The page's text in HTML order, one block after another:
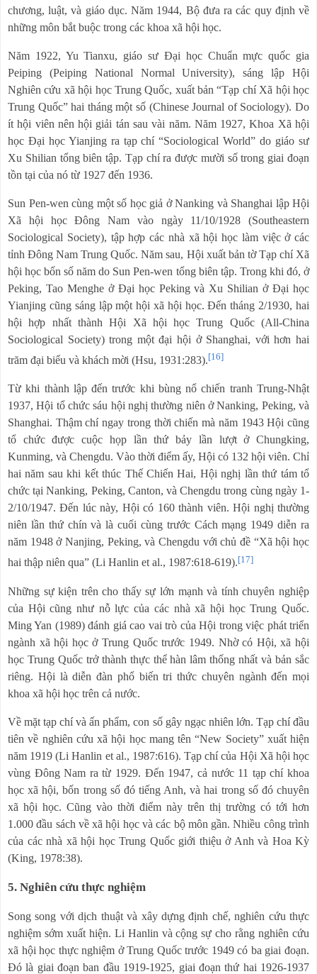
chương, luật, và giáo dục. Năm 1944, Bộ đưa ra các quy định về
những môn bắt buộc trong các khoa xã hội học.
Năm 1922, Yu Tianxu, giáo sư Đại học Chuẩn mực quốc gia
Peiping (Peiping National Normal University), sáng lập Hội
Nghiên cứu xã hội học Trung Quốc, xuất bản “Tạp chí Xã hội học
Trung Quốc” hai tháng một số (Chinese Journal of Sociology). Do
ít hội viên nên hội giải tán sau vài năm. Năm 1927, Khoa Xã hội
học Đại học Yianjing ra tạp chí “Sociological World” do giáo sư
Xu Shilian tổng biên tập. Tạp chí ra được mười số trong giai đoạn
tồn tại của nó từ 1927 đến 1936.
Sun Pen-wen cùng một số học giả ở Nanking và Shanghai lập Hội
Xã hội học Đông Nam vào ngày 11/10/1928 (Southeastern
Sociological Society), tập hợp các nhà xã hội học làm việc ở các
tỉnh Đông Nam Trung Quốc. Năm sau, Hội xuất bản tờ Tạp chí Xã
hội học bốn số năm do Sun Pen-wen tổng biên tập. Trong khi đó, ở
Peking, Tao Menghe ở Đại học Peking và Xu Shilian ở Đại học
Yianjing cũng sáng lập một hội xã hội học. Đến tháng 2/1930, hai
hội hợp nhất thành Hội Xã hội học Trung Quốc (All-China
Sociological Society) trong một đại hội ở Shanghai, với hơn hai
trăm đại biểu và khách mời (Hsu, 1931:283).[16]
Từ khi thành lập đến trước khi bùng nổ chiến tranh Trung-Nhật
1937, Hội tổ chức sáu hội nghị thường niên ở Nanking, Peking, và
Shanghai. Thậm chí ngay trong thời chiến mà năm 1943 Hội cũng
tổ chức được cuộc họp lần thứ bảy lần lượt ở Chungking,
Kunming, và Chengdu. Vào thời điểm ấy, Hội có 132 hội viên. Chỉ
hai năm sau khi kết thúc Thế Chiến Hai, Hội nghị lần thứ tám tổ
chức tại Nanking, Peking, Canton, và Chengdu trong cùng ngày 1-
2/10/1947. Đến lúc này, Hội có 160 thành viên. Hội nghị thường
niên lần thứ chín và là cuối cùng trước Cách mạng 1949 diễn ra
năm 1948 ở Nanjing, Peking, và Chengdu với chủ đề “Xã hội học
hai thập niên qua” (Li Hanlin et al., 1987:618-619).[17]
Những sự kiện trên cho thấy sự lớn mạnh và tính chuyên nghiệp
của Hội cũng như nỗ lực của các nhà xã hội học Trung Quốc.
Ming Yan (1989) đánh giá cao vai trò của Hội trong việc phát triển
ngành xã hội học ở Trung Quốc trước 1949. Nhờ có Hội, xã hội
học Trung Quốc trở thành thực thể hàn lâm thống nhất và bản sắc
riêng. Hội là diễn đàn phổ biến tri thức chuyên ngành đến mọi
khoa xã hội học trên cả nước.
Về mặt tạp chí và ấn phẩm, con số gây ngạc nhiên lớn. Tạp chí đầu
tiên về nghiên cứu xã hội học mang tên “New Society” xuất hiện
năm 1919 (Li Hanlin et al., 1987:616). Tạp chí của Hội Xã hội học
vùng Đông Nam ra từ 1929. Đến 1947, cả nước 11 tạp chí khoa
học xã hội, bốn trong số đó tiếng Anh, và hai trong số đó chuyên
xã hội học. Cũng vào thời điểm này trên thị trường có tới hơn
1.000 đầu sách về xã hội học và các bộ môn gần. Nhiều công trình
của các nhà xã hội học Trung Quốc giới thiệu ở Anh và Hoa Kỳ
(King, 1978:38).
5. Nghiên cứu thực nghiệm
Song song với dịch thuật và xây dựng định chế, nghiên cứu thực
nghiệm sớm xuất hiện. Li Hanlin và cộng sự cho rằng nghiên cứu
xã hội học thực nghiệm ở Trung Quốc trước 1949 có ba giai đoạn.
Đó là giai đoạn ban đầu 1919-1925, giai đoạn thứ hai 1926-1937